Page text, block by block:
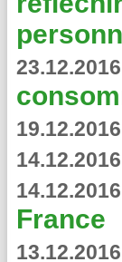
23.12.2016
19.12.2016
14.12.2016
14.12.2016
France
13.12.2016